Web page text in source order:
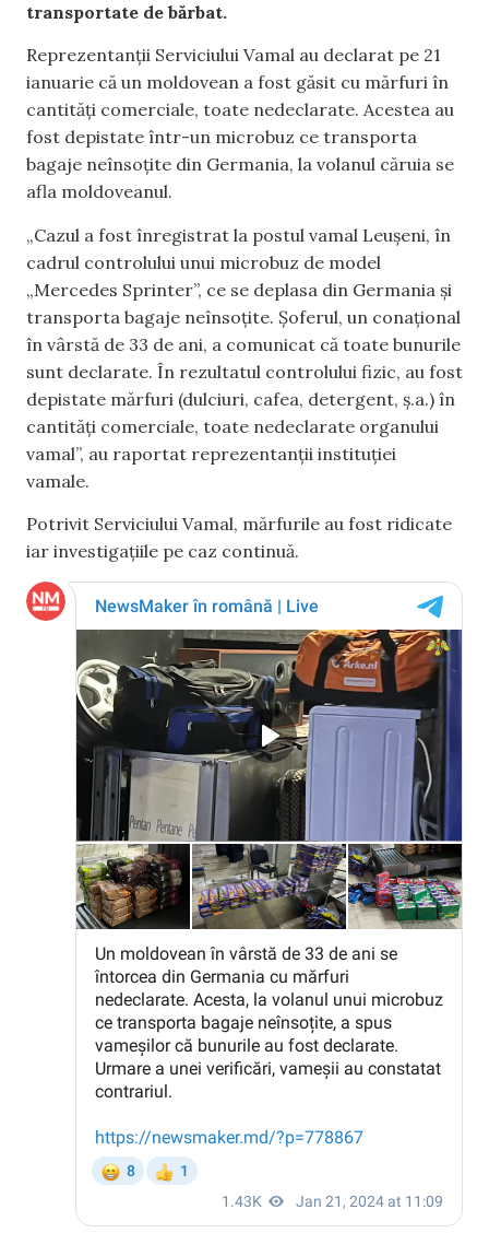
transportate de bărbat.
Reprezentanții Serviciului Vamal au declarat pe 21
ianuarie că un moldovean a fost găsit cu mărfuri în
cantități comerciale, toate nedeclarate. Acestea au
fost depistate într-un microbuz ce transporta
bagaje neînsoțite din Germania, la volanul căruia se
afla moldoveanul.
„Cazul a fost înregistrat la postul vamal Leușeni, în
cadrul controlului unui microbuz de model
„Mercedes Sprinter”, ce se deplasa din Germania și
transporta bagaje neînsoțite. Șoferul, un conațional
în vârstă de 33 de ani, a comunicat că toate bunurile
sunt declarate. În rezultatul controlului fizic, au fost
depistate mărfuri (dulciuri, cafea, detergent, ș.a.) în
cantități comerciale, toate nedeclarate organului
vamal”, au raportat reprezentanții instituției
vamale.
Potrivit Serviciului Vamal, mărfurile au fost ridicate
iar investigațiile pe caz continuă.